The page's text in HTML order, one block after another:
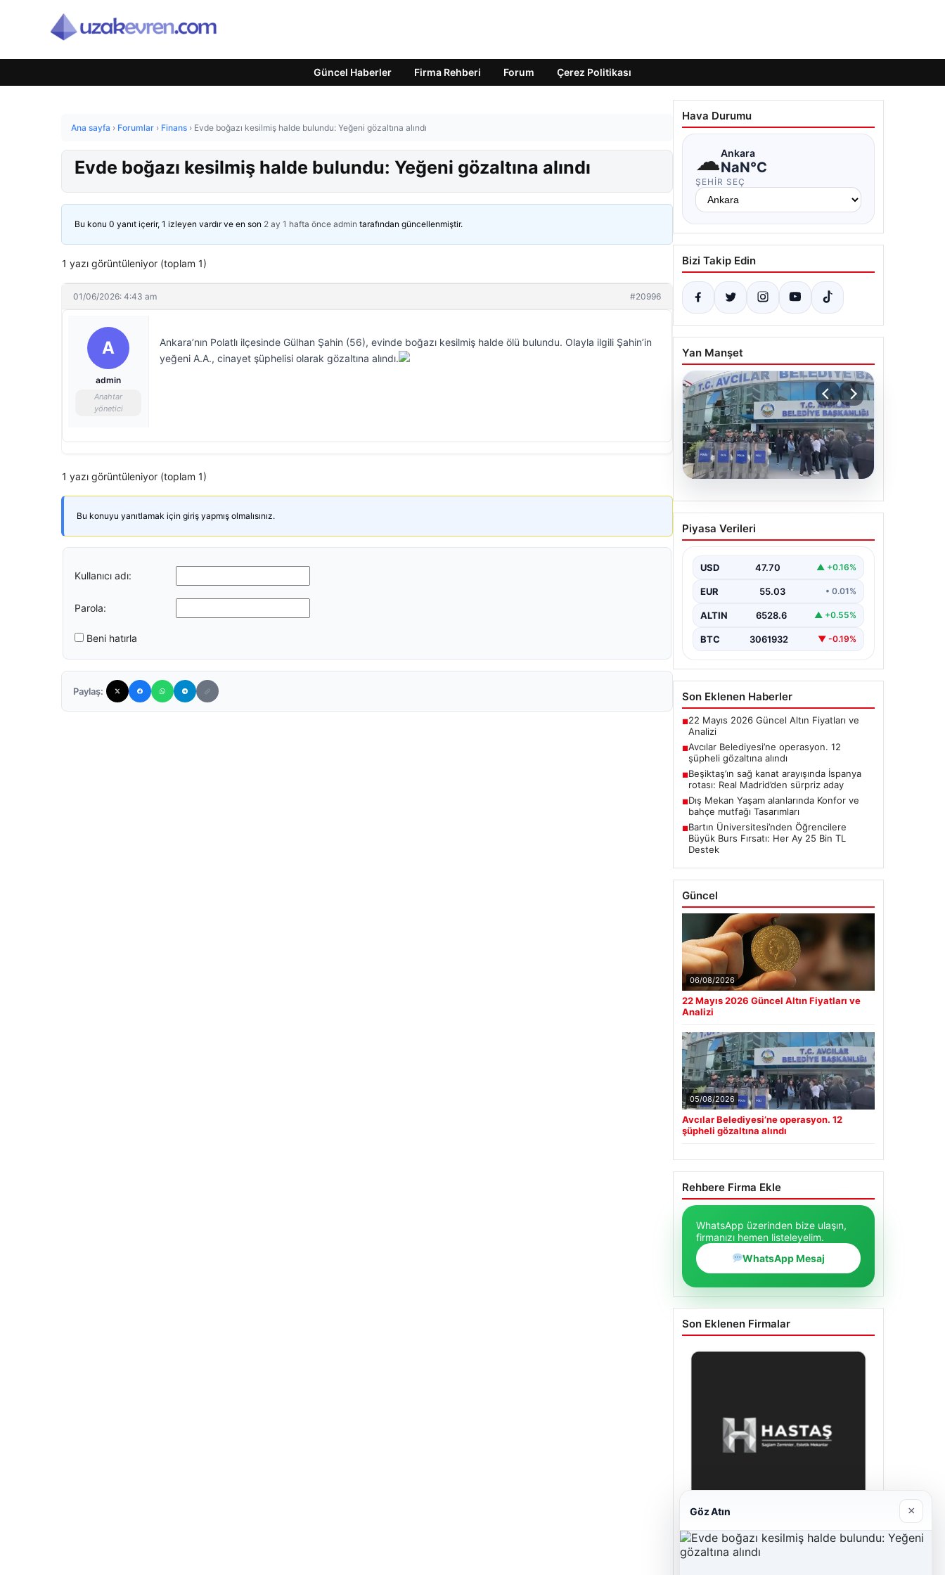
Güncel Haberler Firma Rehberi Forum Çerez Politikası
Ana sayfa › Forumlar › Finans › Evde boğazı kesilmiş halde bulundu: Yeğeni gözaltına alındı
Evde boğazı kesilmiş halde bulundu: Yeğeni gözaltına alındı
Bu konu 0 yanıt içerir, 1 izleyen vardır ve en son 2 ay 1 hafta önce admin tarafından güncellenmiştir.
1 yazı görüntüleniyor (toplam 1)
01/06/2026: 4:43 am #20996
A
admin
Anahtar
yönetici
Ankara’nın Polatlı ilçesinde Gülhan Şahin (56), evinde boğazı kesilmiş halde ölü bulundu. Olayla ilgili Şahin’in
yeğeni A.A., cinayet şüphelisi olarak gözaltına alındı.
1 yazı görüntüleniyor (toplam 1)
Bu konuyu yanıtlamak için giriş yapmış olmalısınız.
Kullanıcı adı:
Parola:
Beni hatırla
Paylaş:
Hava Durumu
☁Ankara
NaN°C
ŞEHIR SEÇ
Bizi Takip Edin
Yan Manşet
Avcılar Belediyesi’ne
operasyon. 12 şüpheli
Piyasa Verileri
USD 47.70 ▲ +0.16%
EUR 55.03 • 0.01%
ALTIN 6528.6 ▲ +0.55%
BTC 3061932 ▼ -0.19%
Son Eklenen Haberler
■22 Mayıs 2026 Güncel Altın Fiyatları ve
Analizi
■Avcılar Belediyesi’ne operasyon. 12
şüpheli gözaltına alındı
■Beşiktaş’ın sağ kanat arayışında İspanya
rotası: Real Madrid’den sürpriz aday
■Dış Mekan Yaşam alanlarında Konfor ve
bahçe mutfağı Tasarımları
■Bartın Üniversitesi’nden Öğrencilere
Büyük Burs Fırsatı: Her Ay 25 Bin TL
Destek
Güncel
06/08/2026
22 Mayıs 2026 Güncel Altın Fiyatları ve
Analizi
05/08/2026
Avcılar Belediyesi’ne operasyon. 12
şüpheli gözaltına alındı
Rehbere Firma Ekle
WhatsApp üzerinden bize ulaşın,
firmanızı hemen listeleyelim.
WhatsApp Mesaj
Son Eklenen Firmalar
Enes Kaplan Avukatlık Bürosu
Göz Atın ×